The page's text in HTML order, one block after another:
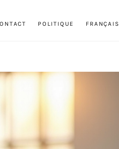
POLITIQUE FRANÇAIS